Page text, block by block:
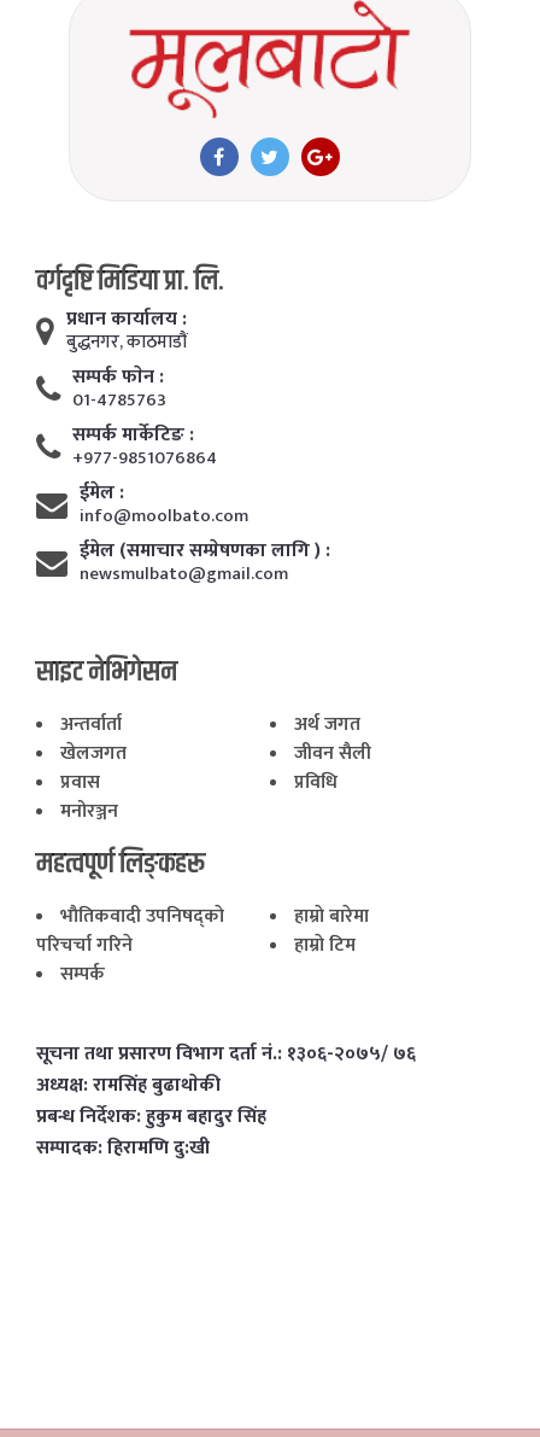
वर्गदृष्टि मिडिया प्रा. लि.
प्रधान कार्यालय :
बुद्धनगर, काठमाडाैं
सम्पर्क फाेन :
01-4785763
सम्पर्क मार्केटिङ :
+977-9851076864
ईमेल :
info@moolbato.com
ईमेल (समाचार सम्प्रेषणका लागि ) :
newsmulbato@gmail.com
साइट नेभिगेसन
अन्तर्वार्ता
अर्थ जगत
खेलजगत
जीवन सैली
प्रवास
प्रविधि
मनोरञ्जन
महत्वपूर्ण लिङ्कहरू
भाैतिकवादी उपनिषद्काे
परिचर्चा गरिने
हाम्राे बारेमा
हाम्राे टिम
सम्पर्क
सूचना तथा प्रसारण विभाग दर्ता नं.: १३०६-२०७५/ ७६
अध्यक्ष: रामसिंह बुढाथाेकी
प्रबन्ध निर्देशक: हुकुम बहादुर सिंह
सम्पादक: हिरामणि दु:खी